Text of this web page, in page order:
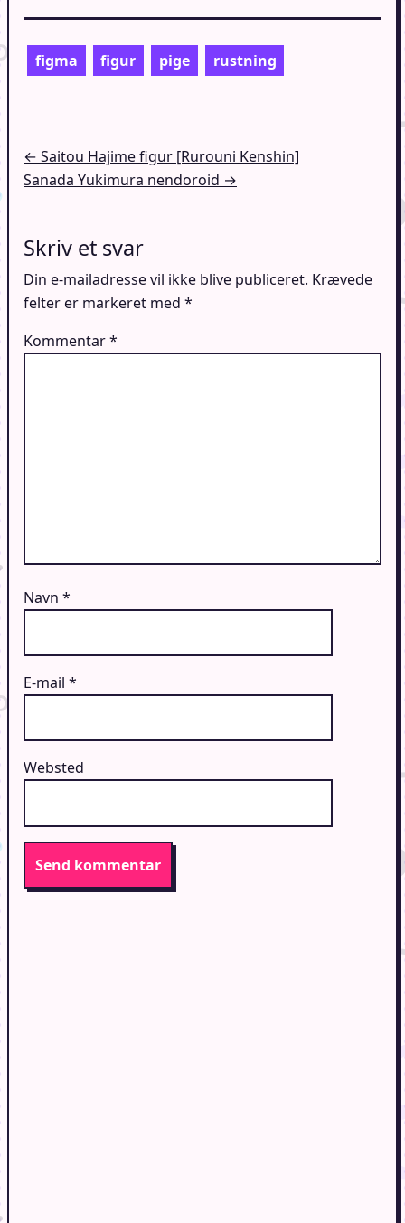
figma figur pige rustning
Indlægsnavigation
← Saitou Hajime figur [Rurouni Kenshin]
Sanada Yukimura nendoroid →
Skriv et svar
Din e-mailadresse vil ikke blive publiceret. Krævede
felter er markeret med *
Kommentar*
Navn *
E-mail *
Websted